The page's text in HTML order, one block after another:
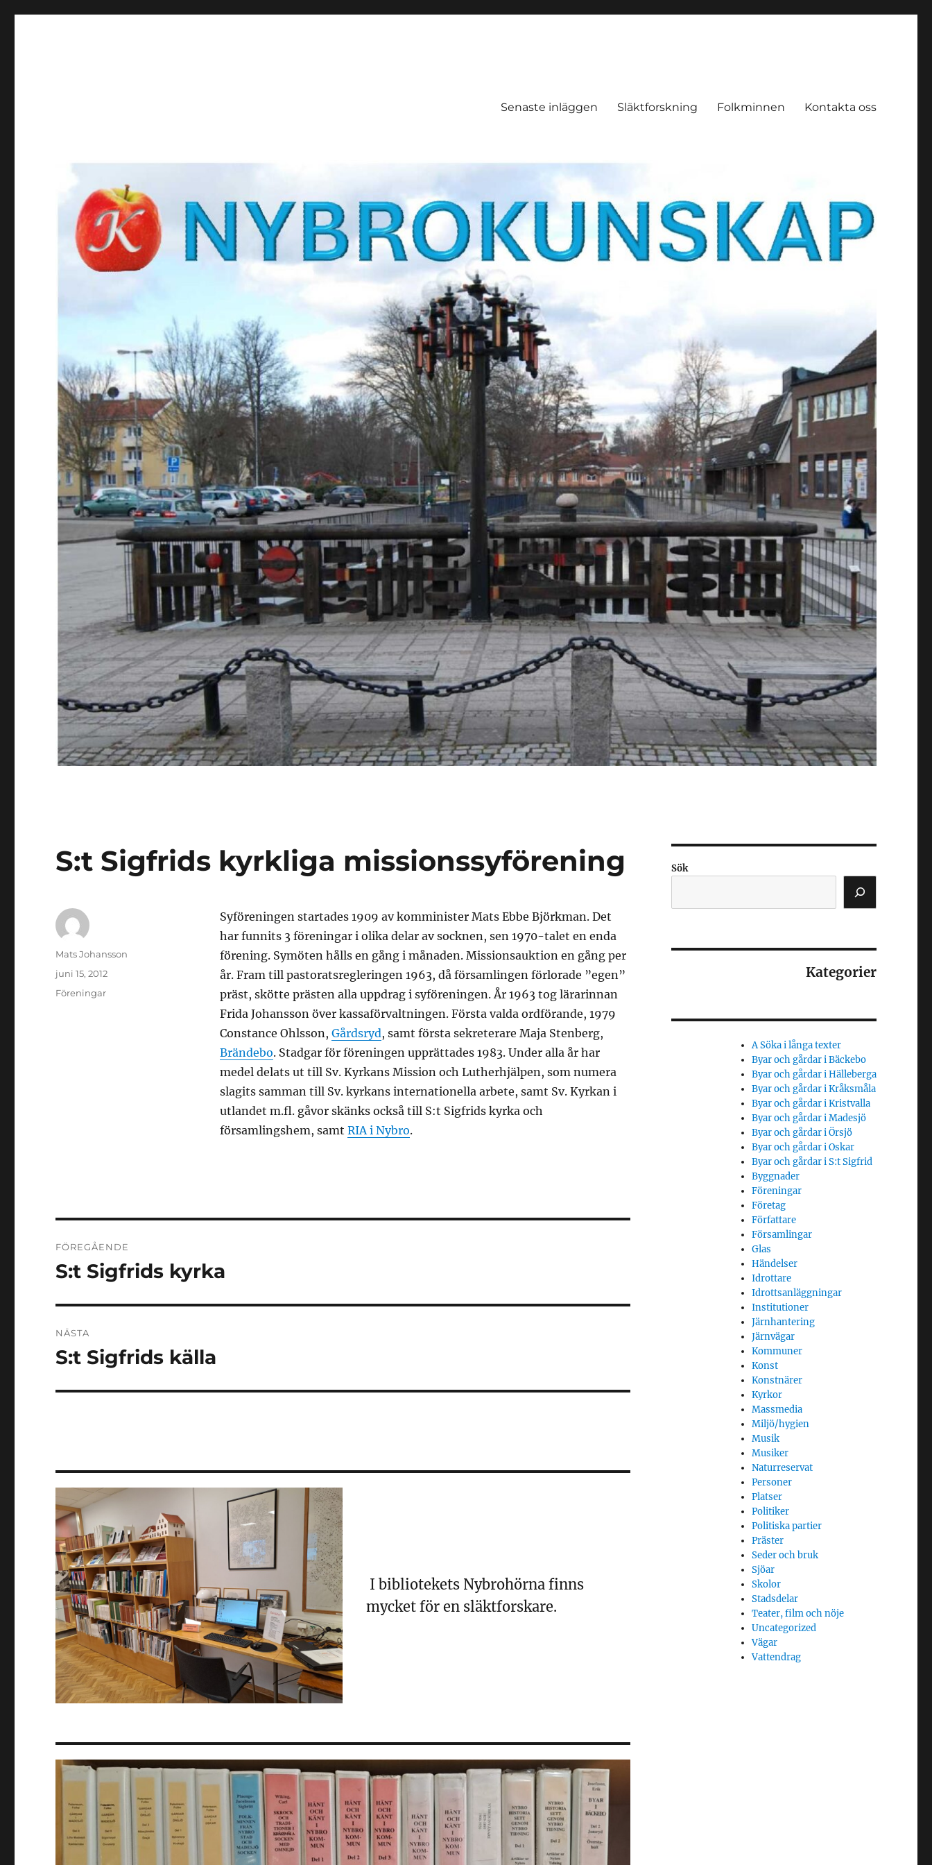
Senaste inläggen Släktforskning Folkminnen Kontakta oss
S:t Sigfrids kyrkliga missionssyförening
Syföreningen startades 1909 av komminister Mats Ebbe Björkman. Det
har funnits 3 föreningar i olika delar av socknen, sen 1970-talet en enda
förening. Symöten hålls en gång i månaden. Missionsauktion en gång per
år. Fram till pastoratsregleringen 1963, då församlingen förlorade ”egen”
präst, skötte prästen alla uppdrag i syföreningen. År 1963 tog lärarinnan
Frida Johansson över kassaförvaltningen. Första valda ordförande, 1979
Constance Ohlsson, Gårdsryd, samt första sekreterare Maja Stenberg,
Brändebo. Stadgar för föreningen upprättades 1983. Under alla år har
medel delats ut till Sv. Kyrkans Mission och Lutherhjälpen, som numera
slagits samman till Sv. kyrkans internationella arbete, samt Sv. Kyrkan i
utlandet m.fl. gåvor skänks också till S:t Sigfrids kyrka och
församlingshem, samt RIA i Nybro.
Författare
Mats Johansson
Publicerat
den
juni 15, 2012
Kategorier
Föreningar
FÖREGÅENDE
Föregående
S:t Sigfrids kyrka
NÄSTA
Nästa
S:t Sigfrids källa
I bibliotekets Nybrohörna finns
mycket för en släktforskare.
Sök
Kategorier
A Söka i långa texter
Byar och gårdar i Bäckebo
Byar och gårdar i Hälleberga
Byar och gårdar i Kråksmåla
Byar och gårdar i Kristvalla
Byar och gårdar i Madesjö
Byar och gårdar i Örsjö
Byar och gårdar i Oskar
Byar och gårdar i S:t Sigfrid
Byggnader
Föreningar
Företag
Författare
Församlingar
Glas
Händelser
Idrottare
Idrottsanläggningar
Institutioner
Järnhantering
Järnvägar
Kommuner
Konst
Konstnärer
Kyrkor
Massmedia
Miljö/hygien
Musik
Musiker
Naturreservat
Personer
Platser
Politiker
Politiska partier
Präster
Seder och bruk
Sjöar
Skolor
Stadsdelar
Teater, film och nöje
Uncategorized
Vägar
Vattendrag